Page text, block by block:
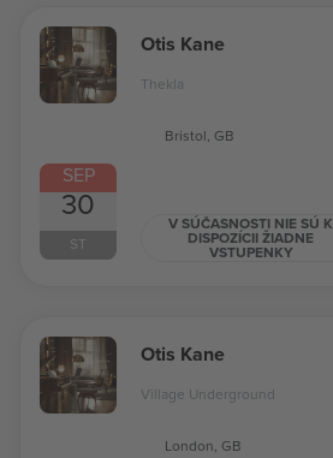
SEP
30
ST
Otis Kane
Thekla
Bristol, GB
V SÚČASNOSTI NIE SÚ K
DISPOZÍCII ŽIADNE
VSTUPENKY
Otis Kane
Village Underground
London, GB